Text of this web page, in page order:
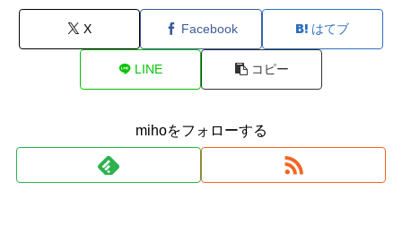
X Facebook はてブ
LINE コピー
mihoをフォローする